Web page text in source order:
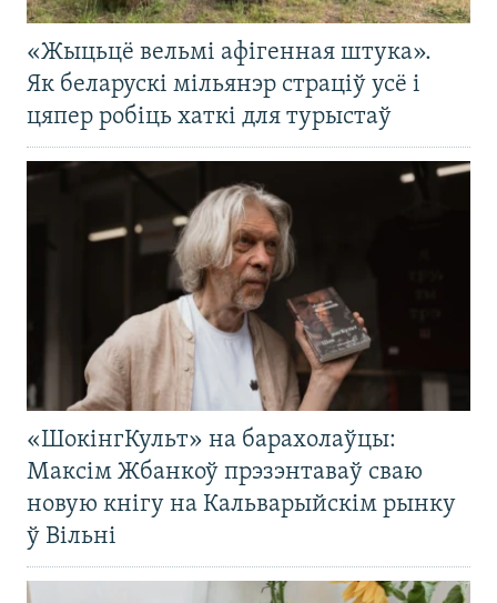
«Жыцьцё вельмі афігенная штука».
Як беларускі мільянэр страціў усё і
цяпер робіць хаткі для турыстаў
«ШокінгКульт» на барахолаўцы:
Максім Жбанкоў прэзэнтаваў сваю
новую кнігу на Кальварыйскім рынку
ў Вільні